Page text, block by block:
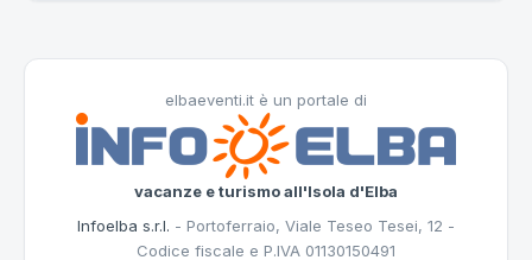
elbaeventi.it è un portale di
vacanze e turismo all'Isola d'Elba
Infoelba s.r.l. - Portoferraio, Viale Teseo Tesei, 12 -
Codice fiscale e P.IVA 01130150491